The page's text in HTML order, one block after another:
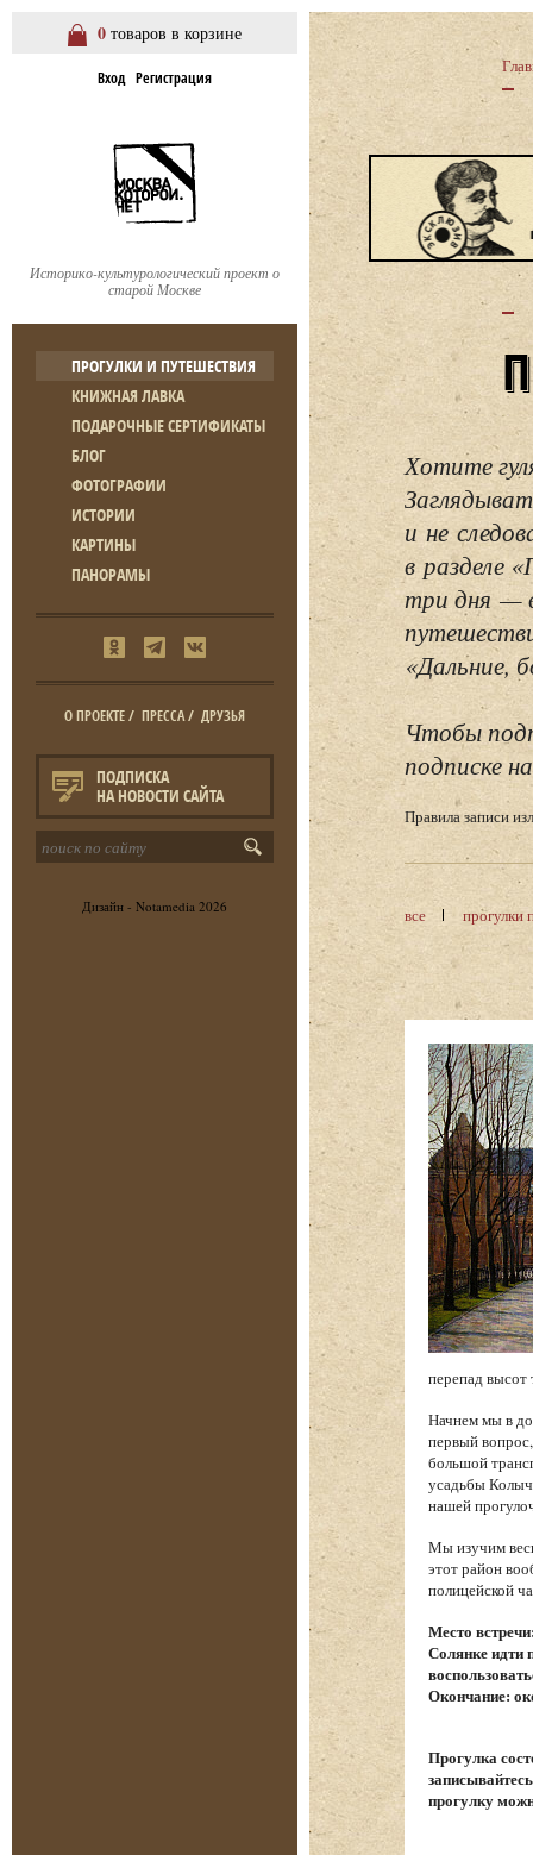
0 товаров в корзине
Вход Регистрация
Историко-культурологический проект о
старой Москве
ПРОГУЛКИ И ПУТЕШЕСТВИЯ
КНИЖНАЯ ЛАВКА
ПОДАРОЧНЫЕ СЕРТИФИКАТЫ
БЛОГ
ФОТОГРАФИИ
ИСТОРИИ
КАРТИНЫ
ПАНОРАМЫ
О ПРОЕКТЕ/ ПРЕССА/ ДРУЗЬЯ
ПОДПИСКА
НА НОВОСТИ САЙТА
Дизайн - Notamedia 2026
Хотите
и не
в разделе
три дня —
«Дальние,
Чтобы
подписке
Правила записи
все прогулки
перепад высот
Начнем мы в
первый
большой
усадьбы
нашей
Мы изучим
этот район
полицейской
Место
Солянке идти
Окончание:
Прогулка
прогулку